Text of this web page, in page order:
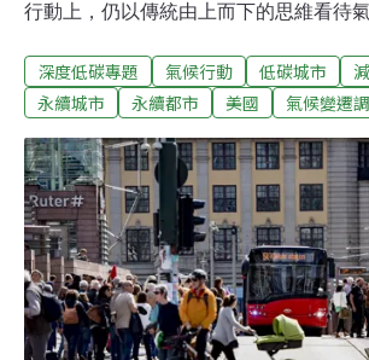
行動上，仍以傳統由上而下的思維看待
城市紛紛設立氣候調適策略，落實「氣
Accountability）。城市的「氣候當責」
源政策走向而有所不同。疫情後的芝加
市當責的典範。何謂氣候當責？簡單來
遷負責，推動積極的行動。但如何負責
《世界資源報告》指出氣候風險「警覺
提升「社區面對風險和解決方案的意識
察社區意見和回應能力的意識。」
深度低碳專題 氣候行動 低碳城市
永續城市
永續都市 美國 氣候變遷